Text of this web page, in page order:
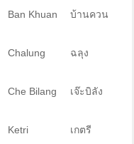
Ban Khuan บ้านควน
Chalung ฉลุง
Che Bilang เจ๊ะบิลัง
Ketri เกตรี